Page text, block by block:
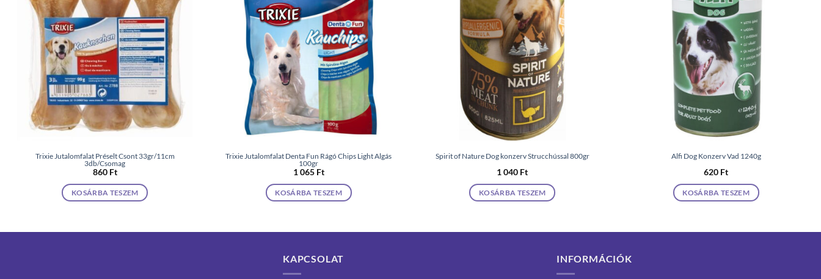
Trixie Jutalomfalat Préselt Csont 33gr/11cm
3db/Csomag
860 Ft
KOSÁRBA TESZEM
Trixie Jutalomfalat Denta Fun Rágó Chips Light Algás
100gr
1 065 Ft
KOSÁRBA TESZEM
Spirit of Nature Dog konzerv Strucchússal 800gr
1 040 Ft
KOSÁRBA TESZEM
Alfi Dog Konzerv Vad 1240g
620 Ft
KOSÁRBA TESZEM
KAPCSOLAT INFORMÁCIÓK